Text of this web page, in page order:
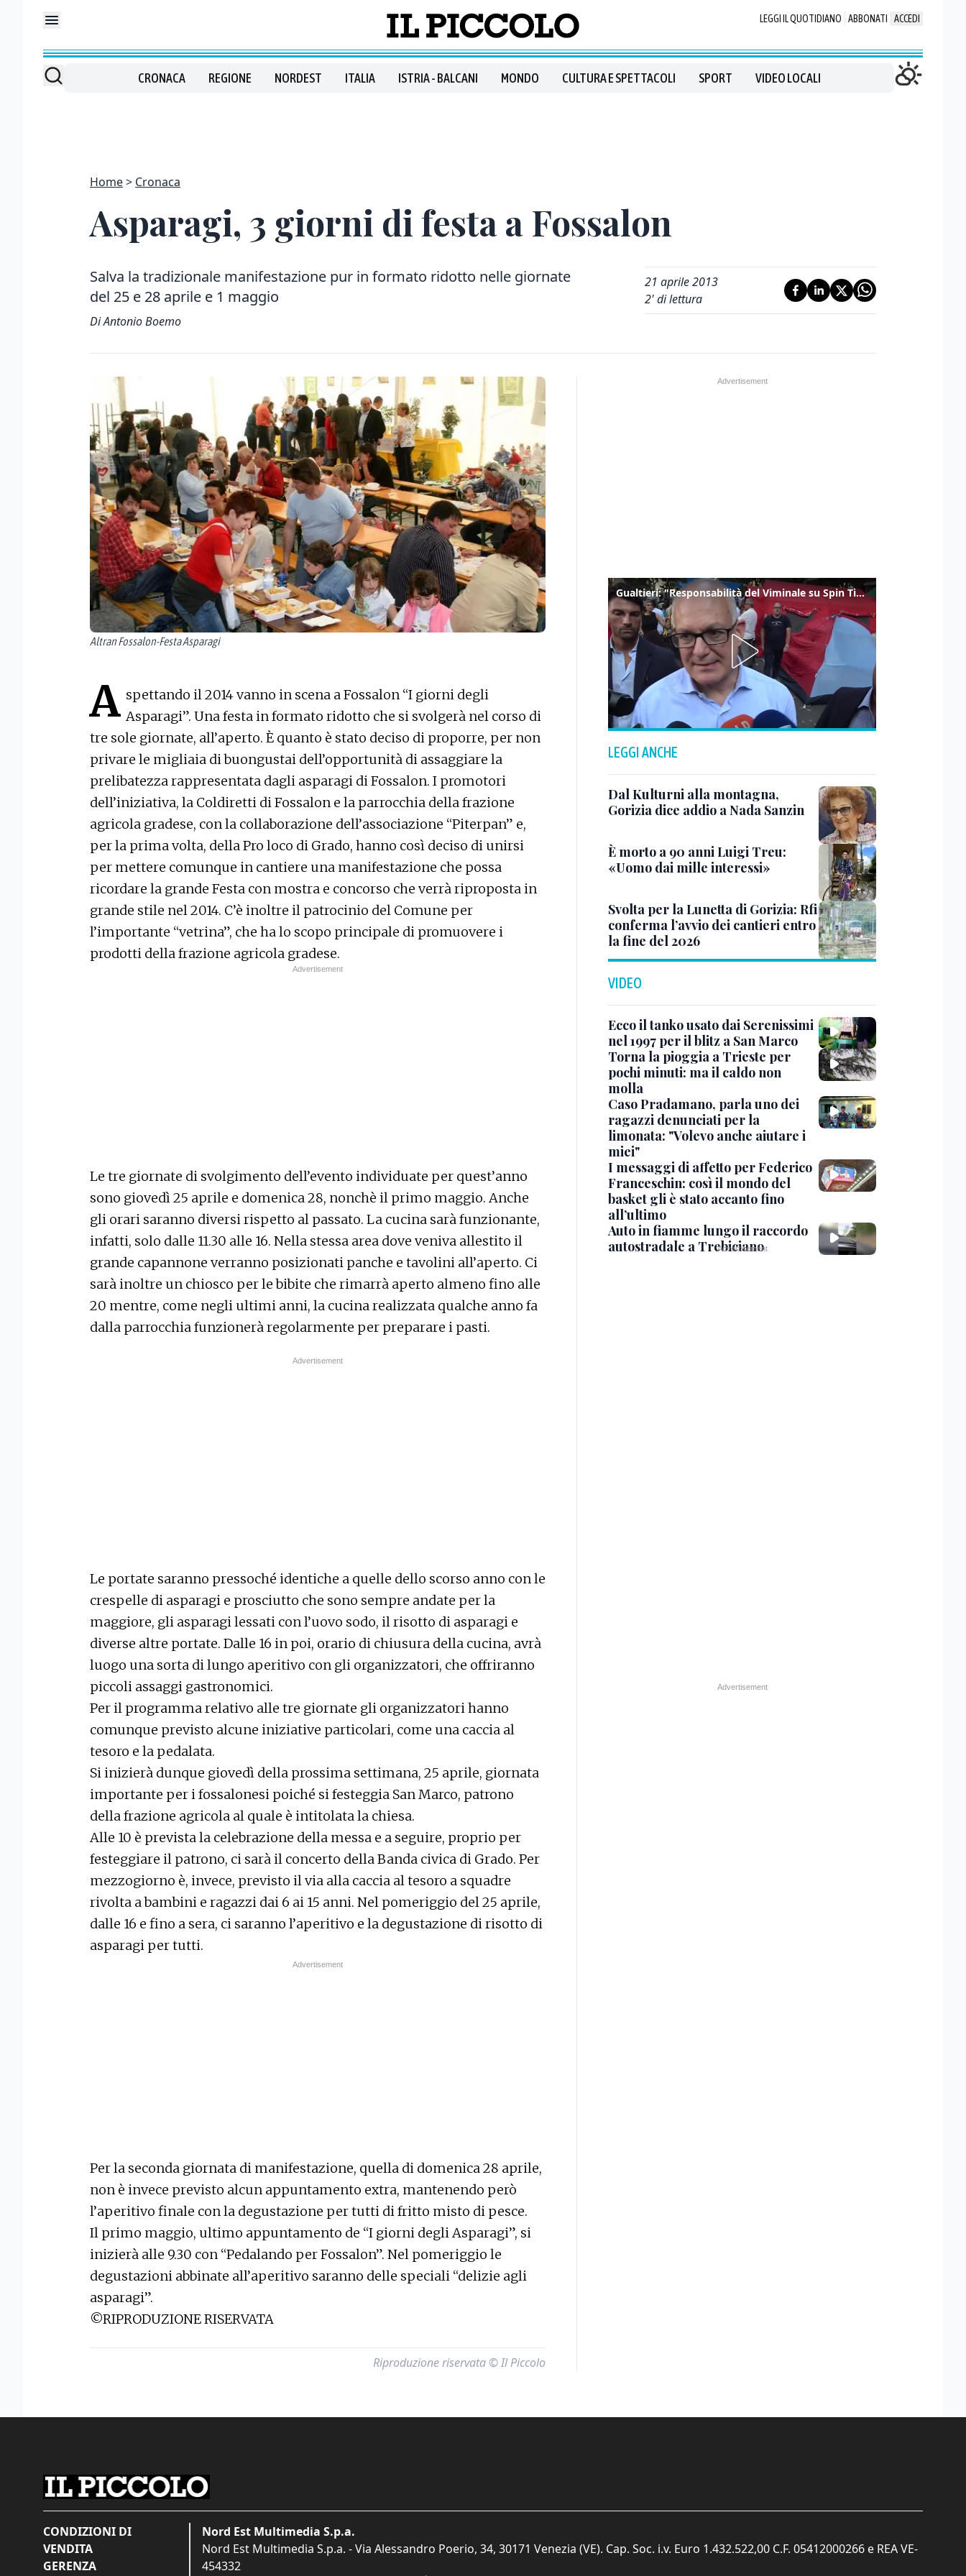
LEGGI IL QUOTIDIANO ABBONATI ACCEDI
CRONACA REGIONE NORDEST ITALIA ISTRIA - BALCANI MONDO CULTURA E SPETTACOLI SPORT VIDEO LOCALI
Home Cronaca
Asparagi, 3 giorni di festa a Fossalon
Salva la tradizionale manifestazione pur in formato ridotto nelle giornate
del 25 e 28 aprile e 1 maggio
Di Antonio Boemo
21 aprile 2013
2' di lettura
Altran Fossalon-Festa Asparagi
A spettando il 2014 vanno in scena a Fossalon “I giorni degli
Asparagi”. Una festa in formato ridotto che si svolgerà nel corso di
tre sole giornate, all’aperto. È quanto è stato deciso di proporre, per non
privare le migliaia di buongustai dell’opportunità di assaggiare la
prelibatezza rappresentata dagli asparagi di Fossalon. I promotori
dell’iniziativa, la Coldiretti di Fossalon e la parrocchia della frazione
agricola gradese, con la collaborazione dell’associazione “Piterpan” e,
per la prima volta, della Pro loco di Grado, hanno così deciso di unirsi
per mettere comunque in cantiere una manifestazione che possa
ricordare la grande Festa con mostra e concorso che verrà riproposta in
grande stile nel 2014. C’è inoltre il patrocinio del Comune per
l’importante “vetrina”, che ha lo scopo principale di promuovere i
prodotti della frazione agricola gradese.
Le tre giornate di svolgimento dell’evento individuate per quest’anno
sono giovedì 25 aprile e domenica 28, nonchè il primo maggio. Anche
gli orari saranno diversi rispetto al passato. La cucina sarà funzionante,
infatti, solo dalle 11.30 alle 16. Nella stessa area dove veniva allestito il
grande capannone verranno posizionati panche e tavolini all’aperto. Ci
sarà inoltre un chiosco per le bibite che rimarrà aperto almeno fino alle
20 mentre, come negli ultimi anni, la cucina realizzata qualche anno fa
dalla parrocchia funzionerà regolarmente per preparare i pasti.
Le portate saranno pressoché identiche a quelle dello scorso anno con le
crespelle di asparagi e prosciutto che sono sempre andate per la
maggiore, gli asparagi lessati con l’uovo sodo, il risotto di asparagi e
diverse altre portate. Dalle 16 in poi, orario di chiusura della cucina, avrà
luogo una sorta di lungo aperitivo con gli organizzatori, che offriranno
piccoli assaggi gastronomici.
Per il programma relativo alle tre giornate gli organizzatori hanno
comunque previsto alcune iniziative particolari, come una caccia al
tesoro e la pedalata.
Si inizierà dunque giovedì della prossima settimana, 25 aprile, giornata
importante per i fossalonesi poiché si festeggia San Marco, patrono
della frazione agricola al quale è intitolata la chiesa.
Alle 10 è prevista la celebrazione della messa e a seguire, proprio per
festeggiare il patrono, ci sarà il concerto della Banda civica di Grado. Per
mezzogiorno è, invece, previsto il via alla caccia al tesoro a squadre
rivolta a bambini e ragazzi dai 6 ai 15 anni. Nel pomeriggio del 25 aprile,
dalle 16 e fino a sera, ci saranno l’aperitivo e la degustazione di risotto di
asparagi per tutti.
Per la seconda giornata di manifestazione, quella di domenica 28 aprile,
non è invece previsto alcun appuntamento extra, mantenendo però
l’aperitivo finale con la degustazione per tutti di fritto misto di pesce.
Il primo maggio, ultimo appuntamento de “I giorni degli Asparagi”, si
inizierà alle 9.30 con “Pedalando per Fossalon”. Nel pomeriggio le
degustazioni abbinate all’aperitivo saranno delle speciali “delizie agli
asparagi”.
©RIPRODUZIONE RISERVATA
Riproduzione riservata © Il Piccolo
Gualtieri: "Responsabilità del Viminale su Spin Time? La posizione dei partiti è nota"
LEGGI ANCHE
Dal Kulturni alla montagna,
Gorizia dice addio a Nada Sanzin
È morto a 90 anni Luigi Treu:
«Uomo dai mille interessi»
Svolta per la Lunetta di Gorizia: Rfi
conferma l’avvio dei cantieri entro
la fine del 2026
VIDEO
Ecco il tanko usato dai Serenissimi
nel 1997 per il blitz a San Marco
Torna la pioggia a Trieste per
pochi minuti: ma il caldo non
molla
Caso Pradamano, parla uno dei
ragazzi denunciati per la
limonata: "Volevo anche aiutare i
miei"
I messaggi di affetto per Federico
Franceschin: così il mondo del
basket gli è stato accanto fino
all’ultimo
Auto in fiamme lungo il raccordo
autostradale a Trebiciano
CONDIZIONI DI
VENDITA
GERENZA
Nord Est Multimedia S.p.a.
Nord Est Multimedia S.p.a. - Via Alessandro Poerio, 34, 30171 Venezia (VE). Cap. Soc. i.v. Euro 1.432.522,00 C.F. 05412000266 e REA VE-
454332